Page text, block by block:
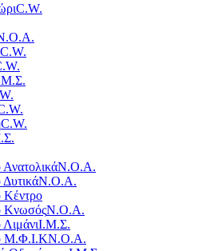
C.W.
C.W.
C.W.
Ν.Ο.Α.
Ν.Ο.Α.
Κέντρο
ΚνωσόςΝ.Ο.Α.
Ι.Μ.Σ.
Μ.Φ.Ι.ΚΝ.Ο.Α.